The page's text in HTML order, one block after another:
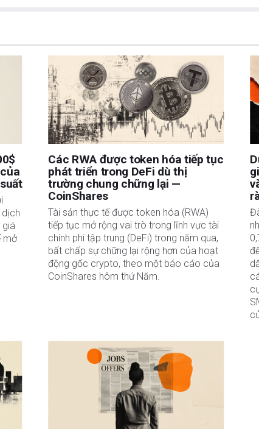
các tác giả và không nhất thiết phản ánh chính sách hoặc quan điểm chính
Tác giả sẽ không chịu trách nhiệm về thông tin được tìm thấy ở cuối các liên
tại thời điểm viết bài, tác giả không nắm giữ vị thế nào đối với bất kỳ cổ phiếu
hệ kinh doanh với bất kỳ công ty nào được đề cập. Tác giả không nhận được
cá nhân hóa. Tác giả không cam đoan về tính chính xác, đầy đủ hoặc phù
trách nhiệm về bất kỳ sai sót, thiếu sót hoặc bất kỳ tổn thất, thương tích hoặc
sử dụng thông tin này. Ngoại trừ các lỗi và thiếu sót.
đã đăng ký và không có nội dung nào trong bài viết này nhằm mục đích tư vấn
giá
mở
Các RWA được token hóa tiếp tục
phát triển trong DeFi dù thị
trường chung chững lại —
CoinShares
Tài sản thực tế được token hóa (RWA)
tiếp tục mở rộng vai trò trong lĩnh vực tài
chính phi tập trung (DeFi) trong năm qua,
bất chấp sự chững lại rộng hơn của hoạt
động gốc crypto, theo một báo cáo của
CoinShares hôm thứ Năm.